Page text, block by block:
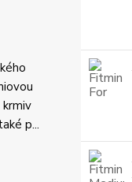
krmiv
p...